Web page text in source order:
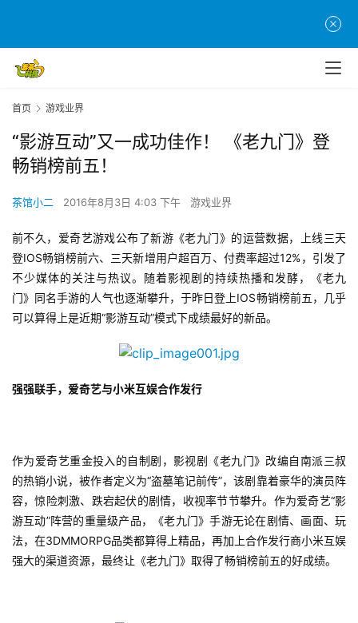
首
游
茶
原
创
游
首页 游戏业界
“影游互动”又一成功佳作！ 《老九门》登
畅销榜前五！
茶馆小二 2016年8月3日 4:03 下午 游戏业界
前不久，爱奇艺游戏公布了新游《老九门》的运营数据，上线三天
登IOS畅销榜前六、三天新增用户超百万、付费率超过12%，引发了
不少媒体的关注与热议。随着影视剧的持续热播和发酵，《老九
门》同名手游的人气也逐渐攀升，于昨日登上IOS畅销榜前五，几乎
可以算得上是近期“影游互动”模式下成绩最好的新品。
强强联手，爱奇艺与小米互娱合作发行
作为爱奇艺重金投入的自制剧，影视剧《老九门》改编自南派三叔
的热销小说，被作者定义为“盗墓笔记前传”，该剧靠着豪华的演员阵
容，惊险刺激、跌宕起伏的剧情，收视率节节攀升。作为爱奇艺“影
游互动”阵营的重量级产品，《老九门》手游无论在剧情、画面、玩
法，在3DMMORPG品类都算得上精品，再加上合作发行商小米互娱
强大的渠道资源，最终让《老九门》取得了畅销榜前五的好成绩。